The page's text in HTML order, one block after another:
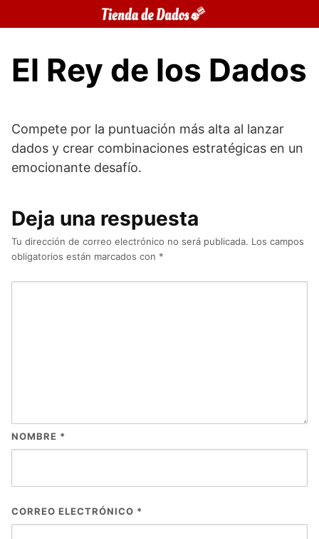
al
El Rey de los Dados
Compete por la puntuación más alta al lanzar
dados y crear combinaciones estratégicas en un
emocionante desafío.
Deja una respuesta
Tu dirección de correo electrónico no será publicada. Los campos
obligatorios están marcados con *
NOMBRE *
CORREO ELECTRÓNICO *